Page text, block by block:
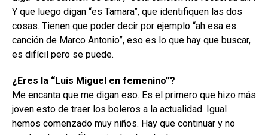
Y que luego digan “es Tamara”, que identifiquen las dos
cosas. Tienen que poder decir por ejemplo “ah esa es
canción de Marco Antonio”, eso es lo que hay que buscar,
es difícil pero se puede.
¿Eres la “Luis Miguel en femenino”?
Me encanta que me digan eso. Es el primero que hizo más
joven esto de traer los boleros a la actualidad. Igual
hemos comenzado muy niños. Hay que continuar y no